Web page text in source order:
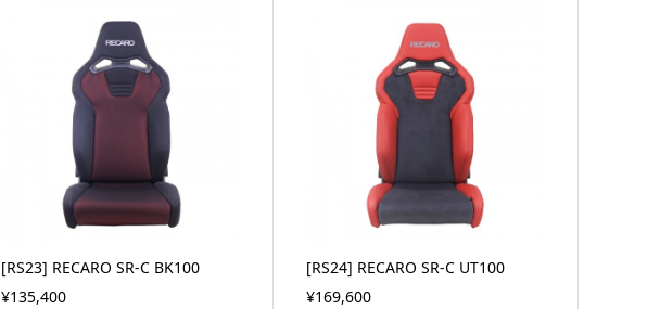
[RS23] RECARO SR-C BK100
¥135,400
[RS24] RECARO SR-C UT100
¥169,600